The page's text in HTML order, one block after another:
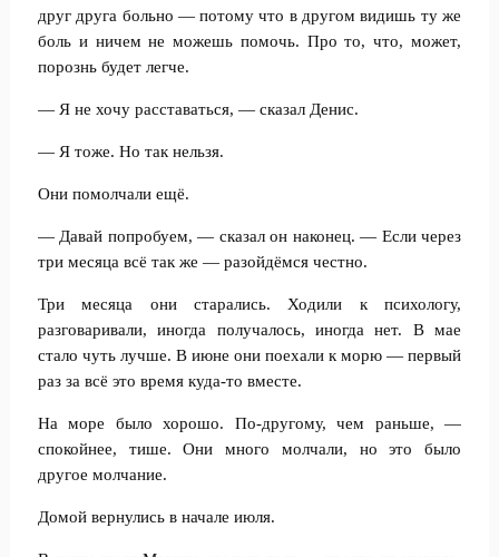
друг друга больно — потому что в другом видишь ту же
боль и ничем не можешь помочь. Про то, что, может,
порознь будет легче.
— Я не хочу расставаться, — сказал Денис.
— Я тоже. Но так нельзя.
Они помолчали ещё.
— Давай попробуем, — сказал он наконец. — Если через
три месяца всё так же — разойдёмся честно.
Три месяца они старались. Ходили к психологу,
разговаривали, иногда получалось, иногда нет. В мае
стало чуть лучше. В июне они поехали к морю — первый
раз за всё это время куда-то вместе.
На море было хорошо. По-другому, чем раньше, —
спокойнее, тише. Они много молчали, но это было
другое молчание.
Домой вернулись в начале июля.